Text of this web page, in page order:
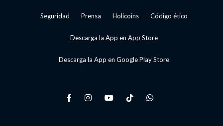
Seguridad Prensa Holicoins Código ético
Descarga la App en App Store
Descarga la App en Google Play Store